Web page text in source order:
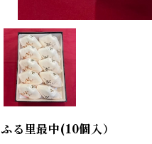
ふる里最中(10個入）